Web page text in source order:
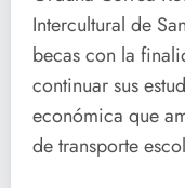
Intercultural de
becas con la
continuar sus
económica que
de transporte